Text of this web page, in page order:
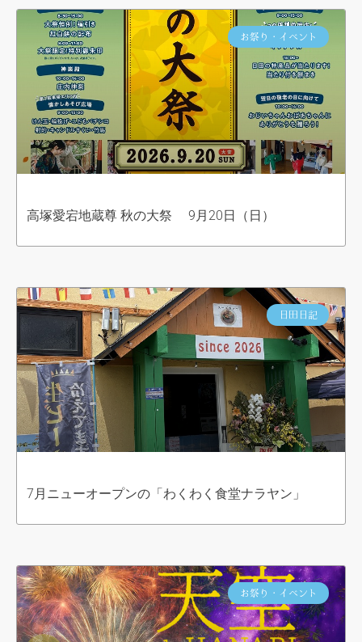
お祭り・イベント
高塚愛宕地蔵尊 秋の大祭 9月20日（日）
日田日記
7月ニューオープンの「わくわく食堂ナラヤン」
お祭り・イベント